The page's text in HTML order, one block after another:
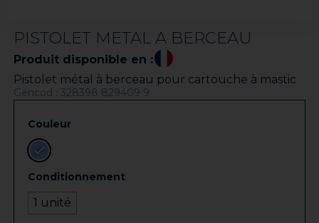
PISTOLET METAL A BERCEAU
Produit disponible en :
Pistolet métal à berceau pour cartouche à mastic
Gencod : 328398 829409 9
Couleur
Conditionnement
1 unité